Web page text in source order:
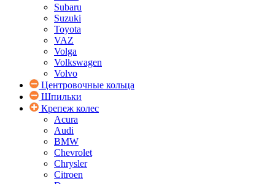
Subaru
Suzuki
Toyota
VAZ
Volga
Volkswagen
Volvo
Центровочные кольца
Шпильки
Крепеж колес
Acura
Audi
BMW
Chevrolet
Chrysler
Citroen